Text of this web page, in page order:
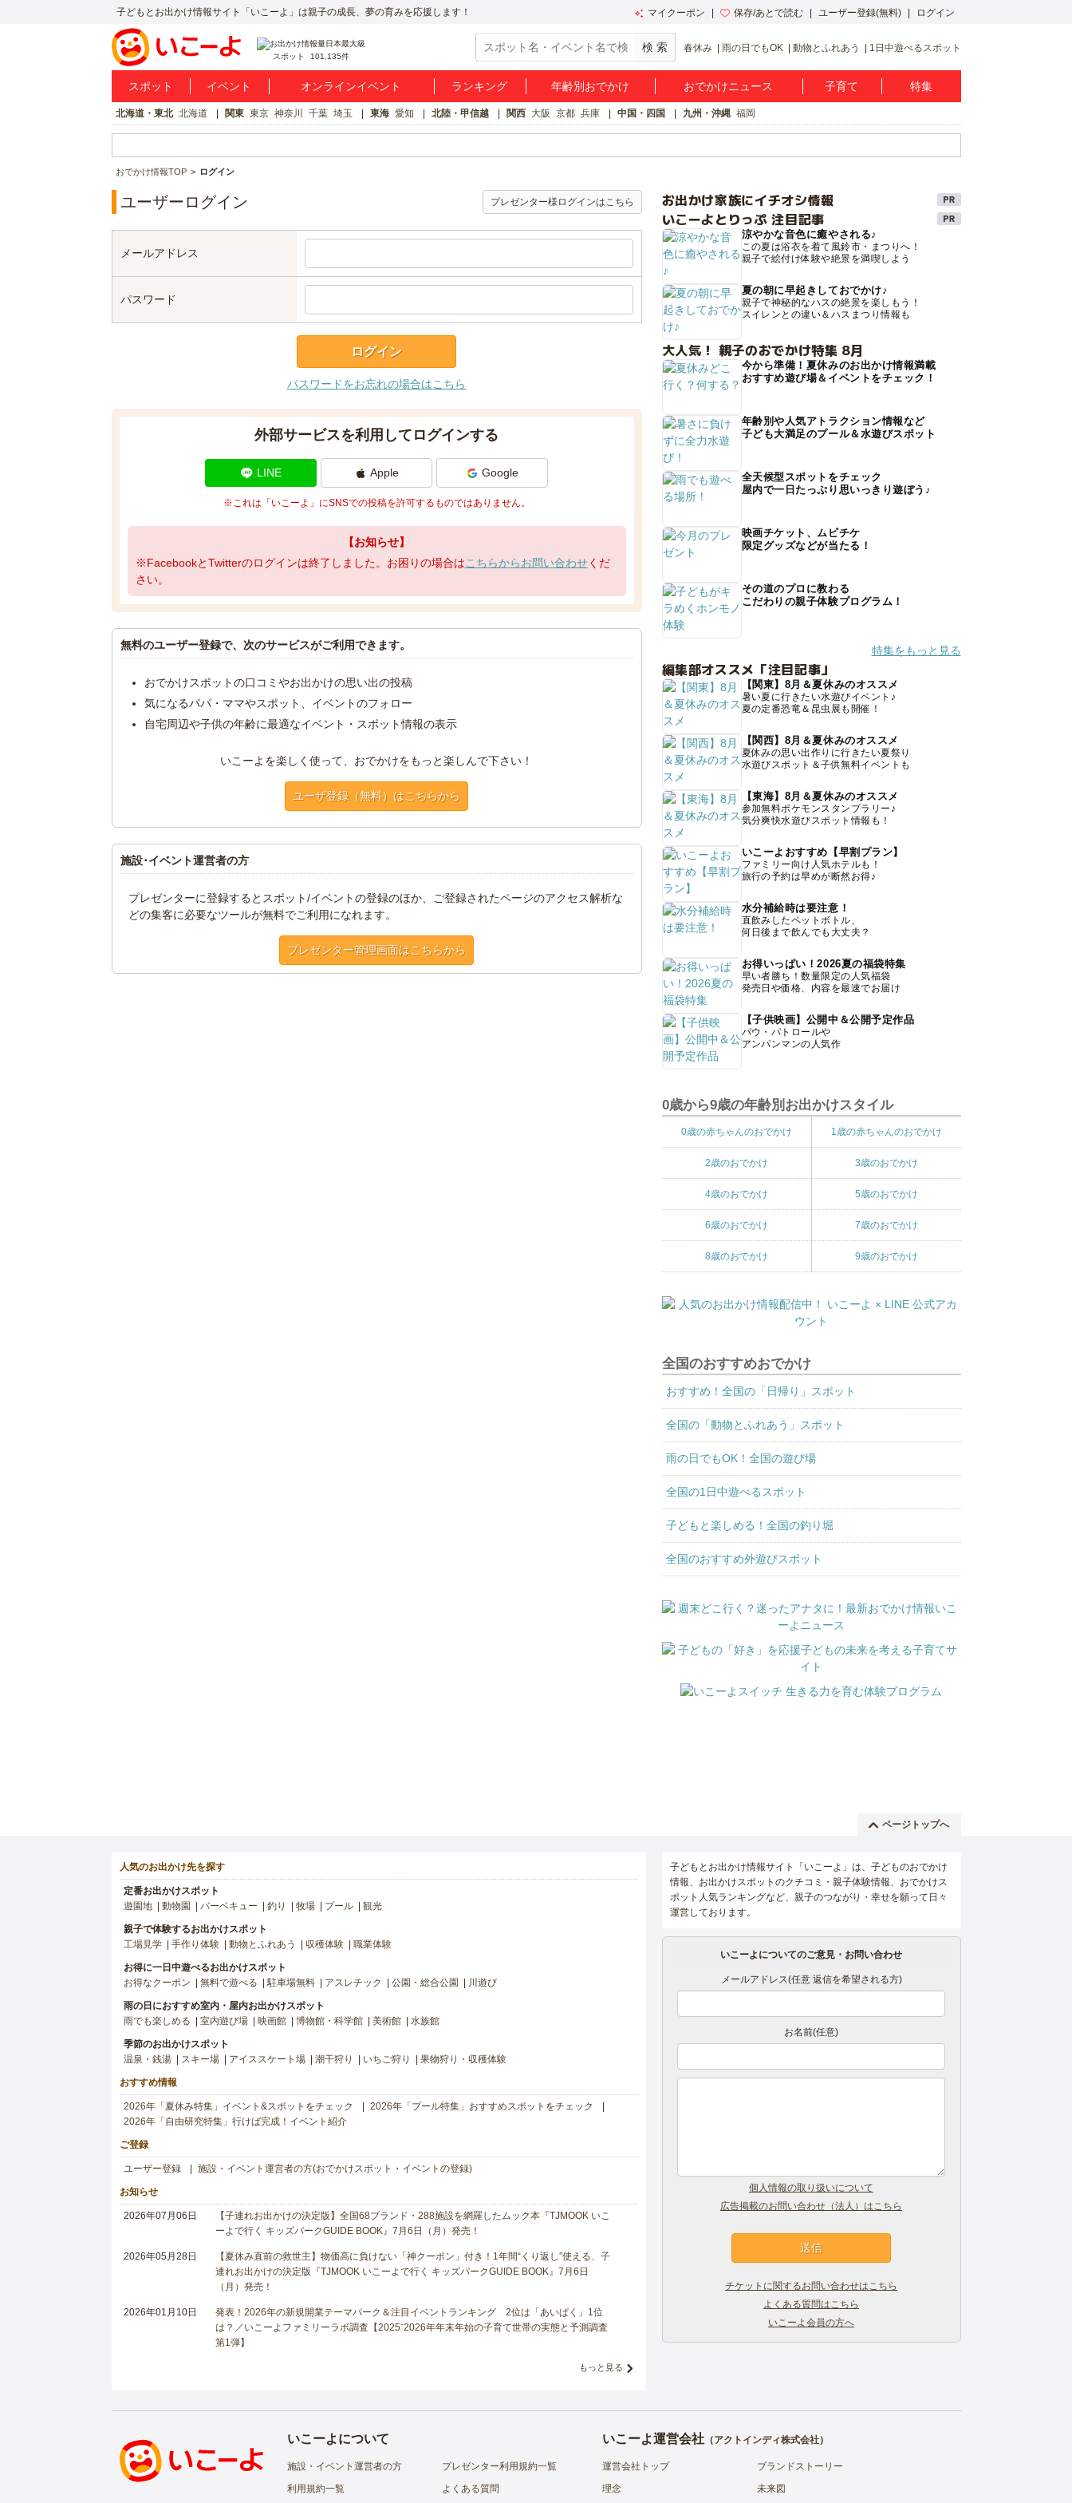
子どもとお出かけ情報サイト「いこーよ」は親子の成長、夢の育みを応援します！ マイクーポン 保存/あとで読む ユーザー登録(無料) ログイン
スポット 101,135件
春休み 雨の日でもOK 動物とふれあう 1日中遊べるスポット
スポット イベント オンラインイベント ランキング 年齢別おでかけ おでかけニュース 子育て 特集
北海道・東北 北海道 関東 東京 神奈川 千葉 埼玉 東海 愛知 北陸・甲信越 関西 大阪 京都 兵庫 中国・四国 九州・沖縄 福岡
おでかけ情報TOP ログイン
ユーザーログイン プレゼンター様ログインはこちら
メールアドレス
パスワード
パスワードをお忘れの場合はこちら
外部サービスを利用してログインする
LINE Apple Google
※これは「いこーよ」にSNSでの投稿を許可するものではありません。
【お知らせ】
※FacebookとTwitterのログインは終了しました。お困りの場合はこちらからお問い合わせくだ
さい。
無料のユーザー登録で、次のサービスがご利用できます。
おでかけスポットの口コミやお出かけの思い出の投稿
気になるパパ・ママやスポット、イベントのフォロー
自宅周辺や子供の年齢に最適なイベント・スポット情報の表示
いこーよを楽しく使って、おでかけをもっと楽しんで下さい！
ユーザ登録（無料）はこちらから
施設･イベント運営者の方
プレゼンターに登録するとスポット/イベントの登録のほか、ご登録されたページのアクセス解析な
どの集客に必要なツールが無料でご利用になれます。
プレゼンター管理画面はこちらから
お出かけ家族にイチオシ情報
いこーよとりっぷ 注目記事
涼やかな音色に癒やされる♪
この夏は浴衣を着て風鈴市・まつりへ！
親子で絵付け体験や絶景を満喫しよう
夏の朝に早起きしておでかけ♪
親子で神秘的なハスの絶景を楽しもう！
スイレンとの違い＆ハスまつり情報も
大人気！ 親子のおでかけ特集 8月
今から準備！夏休みのお出かけ情報満載
おすすめ遊び場＆イベントをチェック！
年齢別や人気アトラクション情報など
子ども大満足のプール＆水遊びスポット
全天候型スポットをチェック
屋内で一日たっぷり思いっきり遊ぼう♪
映画チケット、ムビチケ
限定グッズなどが当たる！
その道のプロに教わる
こだわりの親子体験プログラム！
特集をもっと見る
編集部オススメ「注目記事」
【関東】8月＆夏休みのオススメ
暑い夏に行きたい水遊びイベント♪
夏の定番恐竜＆昆虫展も開催！
【関西】8月＆夏休みのオススメ
夏休みの思い出作りに行きたい夏祭り
水遊びスポット＆子供無料イベントも
【東海】8月＆夏休みのオススメ
参加無料ポケモンスタンプラリー♪
気分爽快水遊びスポット情報も！
いこーよおすすめ【早割プラン】
ファミリー向け人気ホテルも！
旅行の予約は早めが断然お得♪
水分補給時は要注意！
直飲みしたペットボトル、
何日後まで飲んでも大丈夫？
お得いっぱい！2026夏の福袋特集
早い者勝ち！数量限定の人気福袋
発売日や価格、内容を最速でお届け
【子供映画】公開中＆公開予定作品
パウ・パトロールや
アンパンマンの人気作
0歳から9歳の年齢別お出かけスタイル
0歳の赤ちゃんのおでかけ 1歳の赤ちゃんのおでかけ
2歳のおでかけ 3歳のおでかけ
4歳のおでかけ 5歳のおでかけ
6歳のおでかけ 7歳のおでかけ
8歳のおでかけ 9歳のおでかけ
全国のおすすめおでかけ
おすすめ！全国の「日帰り」スポット
全国の「動物とふれあう」スポット
雨の日でもOK！全国の遊び場
全国の1日中遊べるスポット
子どもと楽しめる！全国の釣り堀
全国のおすすめ外遊びスポット
ページトップへ
人気のお出かけ先を探す
定番お出かけスポット
遊園地
動物園 バーベキュー 釣り 牧場 プール 観光
親子で体験するお出かけスポット
工場見学
手作り体験 動物とふれあう 収穫体験 職業体験
お得に一日中遊べるお出かけスポット
お得なクーポン
無料で遊べる 駐車場無料 アスレチック 公園・総合公園 川遊び
雨の日におすすめ室内・屋内お出かけスポット
雨でも楽しめる
室内遊び場 映画館 博物館・科学館 美術館 水族館
季節のお出かけスポット
温泉・銭湯
スキー場 アイススケート場 潮干狩り いちご狩り 果物狩り・収穫体験
おすすめ情報
2026年「夏休み特集」イベント&スポットをチェック
2026年「プール特集」おすすめスポットをチェック
2026年「自由研究特集」行けば完成！イベント紹介
ご登録
ユーザー登録 施設・イベント運営者の方(おでかけスポット・イベントの登録)
お知らせ
2026年07月06日
【子連れお出かけの決定版】全国68ブランド・288施設を網羅したムック本『TJMOOK いこ
ーよで行く キッズパークGUIDE BOOK』7月6日（月）発売！
2026年05月28日
【夏休み直前の救世主】物価高に負けない「神クーポン」付き！1年間“くり返し”使える、子
連れお出かけの決定版『TJMOOK いこーよで行く キッズパークGUIDE BOOK』7月6日
（月）発売！
2026年01月10日
発表！2026年の新規開業テーマパーク＆注目イベントランキング 2位は「あいぱく」1位
は？／いこーよファミリーラボ調査【2025⁻2026年年末年始の子育て世帯の実態と予測調査
第1弾】
もっと見る
子どもとお出かけ情報サイト「いこーよ」は、子どものおでかけ
情報、お出かけスポットのクチコミ・親子体験情報、おでかけス
ポット人気ランキングなど、親子のつながり・幸せを願って日々
運営しております。
いこーよについてのご意見・お問い合わせ
メールアドレス(任意 返信を希望される方)
お名前(任意)
個人情報の取り扱いについて
広告掲載のお問い合わせ（法人）はこちら
チケットに関するお問い合わせはこちら
よくある質問はこちら
いこーよ会員の方へ
いこーよについて
施設・イベント運営者の方
プレゼンター利用規約一覧
利用規約一覧
よくある質問
いこーよ運営会社（アクトインディ株式会社）
運営会社トップ
ブランドストーリー
理念
未来図